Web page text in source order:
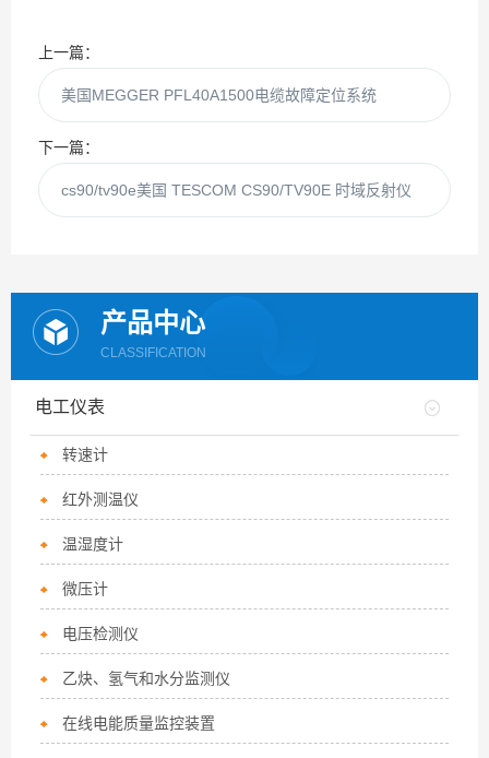
上一篇：
美国MEGGER PFL40A1500电缆故障定位系统
下一篇：
cs90/tv90e美国 TESCOM CS90/TV90E 时域反射仪
产品中心
CLASSIFICATION
电工仪表
转速计
红外测温仪
温湿度计
微压计
电压检测仪
乙炔、氢气和水分监测仪
在线电能质量监控装置